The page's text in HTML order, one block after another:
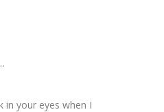
in your eyes when I